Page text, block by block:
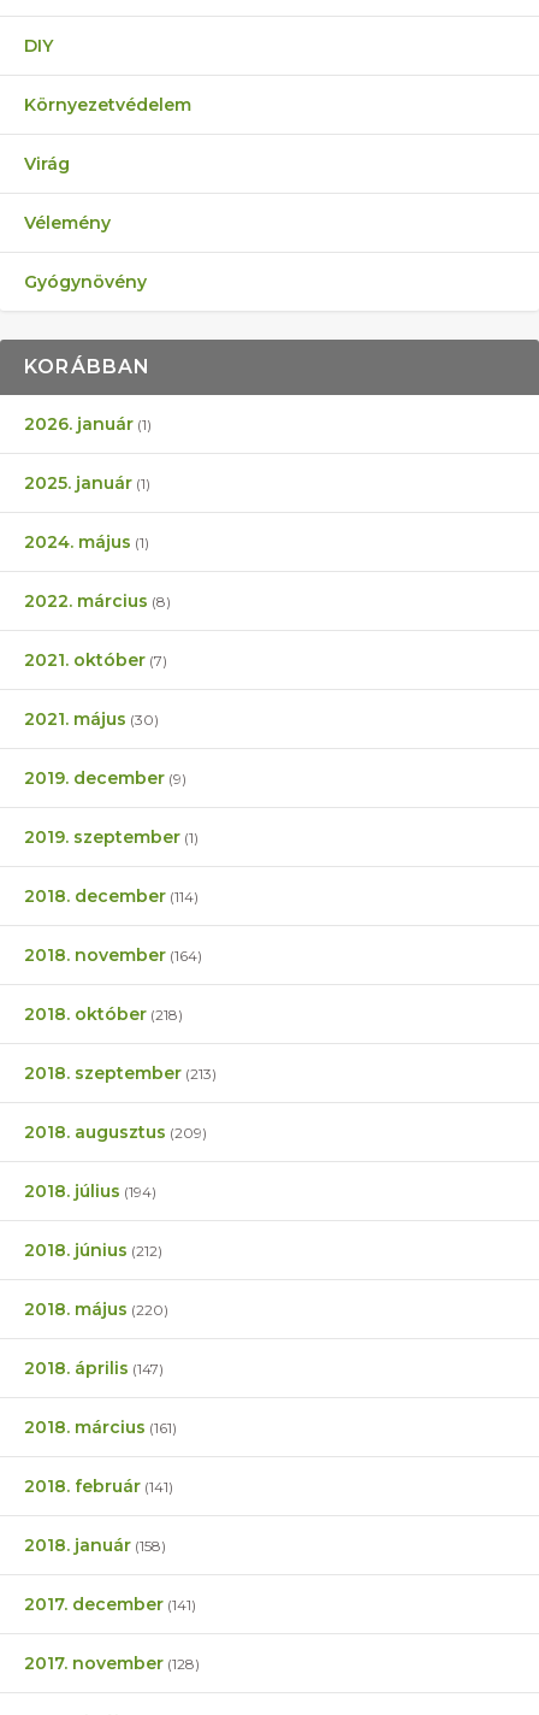
DIY
Környezetvédelem
Virág
Vélemény
Gyógynövény
KORÁBBAN
2026. január (1)
2025. január (1)
2024. május (1)
2022. március (8)
2021. október (7)
2021. május (30)
2019. december (9)
2019. szeptember (1)
2018. december (114)
2018. november (164)
2018. október (218)
2018. szeptember (213)
2018. augusztus (209)
2018. július (194)
2018. június (212)
2018. május (220)
2018. április (147)
2018. március (161)
2018. február (141)
2018. január (158)
2017. december (141)
2017. november (128)